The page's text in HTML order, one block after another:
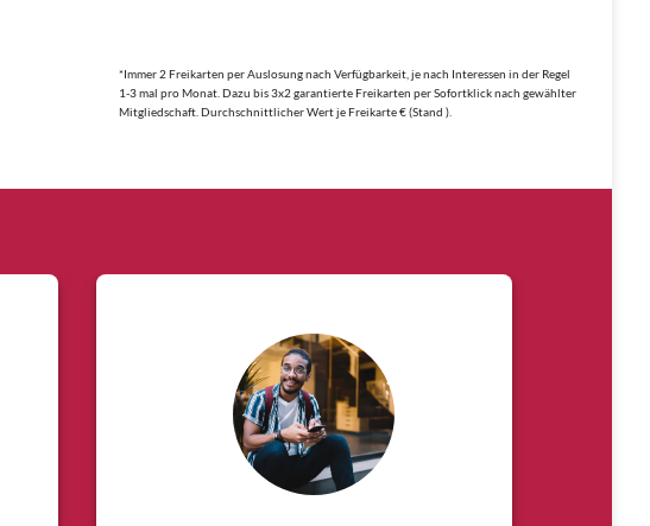
*Immer 2 Freikarten per Auslosung nach Verfügbarkeit, je nach Interessen in der Regel
1-3 mal pro Monat. Dazu bis 3x2 garantierte Freikarten per Sofortklick nach gewählter
Mitgliedschaft. Durchschnittlicher Wert je Freikarte € (Stand ).